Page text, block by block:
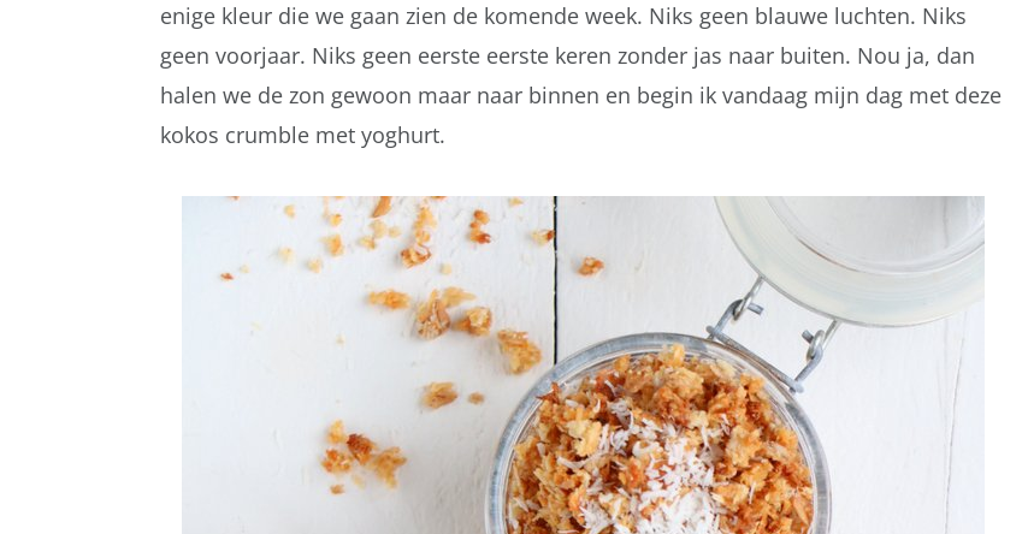
enige kleur die we gaan zien de komende week. Niks geen blauwe luchten. Niks
geen voorjaar. Niks geen eerste eerste keren zonder jas naar buiten. Nou ja, dan
halen we de zon gewoon maar naar binnen en begin ik vandaag mijn dag met deze
kokos crumble met yoghurt.